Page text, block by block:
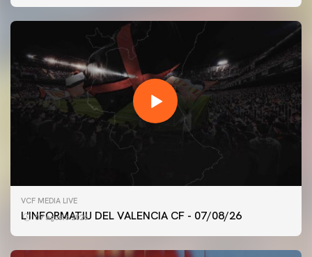
VCF MEDIA LIVE
L'INFORMATIU DEL VALENCIA CF - 07/08/26
07 agosto 2026